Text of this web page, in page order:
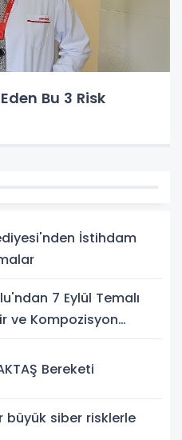
Bu 3 Risk
İstihdam
7 Eylül Temalı
ve Kompozisyon
Bereketi